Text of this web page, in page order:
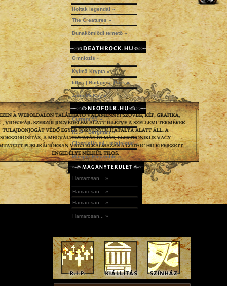
Holtak legendái »
The Creatures »
Dunakömlődi temető »
Omniozis »
Kylmä Krypta »
Idles | Budapest Park »
John McKay »
Current 93 »
R.I.P | Bergman »
ClassicUs #4 | mix|cloud »
Morgue Ensemble »
Hamarosan... »
Hamarosan... »
Hamarosan... »
Hamarosan... »